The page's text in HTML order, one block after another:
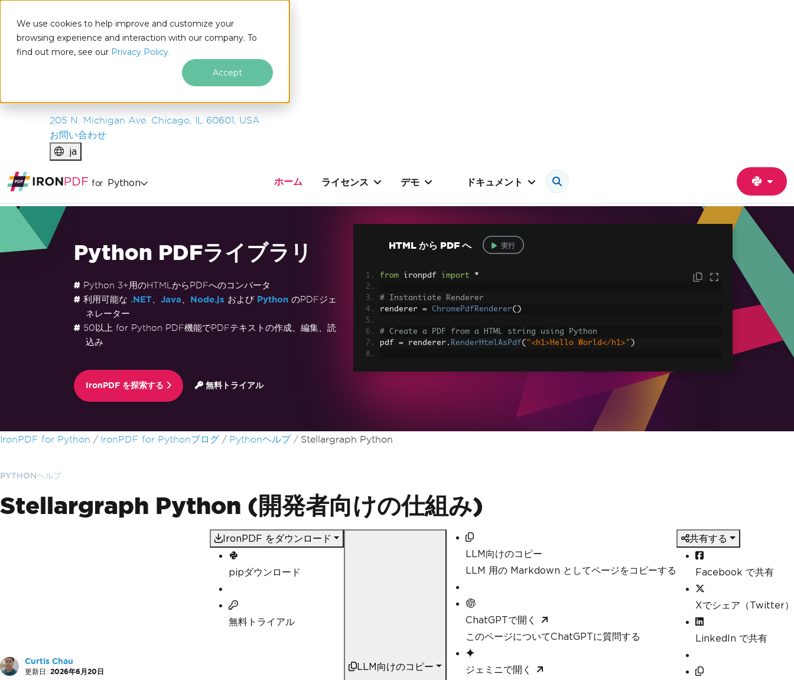
We use cookies to help improve and customize your
browsing experience and interaction with our company. To
find out more, see our Privacy Policy.
Accept
IRONSOFTWARE
製品
エンタープライズ
205 N. Michigan Ave. Chicago, IL 60601, USA
お問い合わせ
ja
for Python ホーム ライセンス デモ ドキュメント
Python PDFライブラリ
Python 3+用のHTMLからPDFへのコンバータ
利用可能な .NET、 Java Node.js および PythonのPDFジェ
ネレーター
50以上 for Python PDF機能でPDFテキストの作成、編集、読
込み
IronPDF を探索する 無料トライアル
HTML から PDF へ 実行
from ironpdf import *
# Instantiate Renderer
renderer = ChromePdfRenderer()
# Create a PDF from a HTML string using Python
pdf = renderer . RenderHtmlAsPdf( "<h1>Hello World</h1>" )
# Advanced Example with HTML Assets
# Load external html assets: Images, CSS and JavaScript.
# An optional BasePath 'C:\site\assets\' is set as the file location to
load assets from
myAdvancedPdf
フッターコンテンツにスキップ
IronPDF for Python IronPDF for Pythonブログ Pythonヘルプ Stellargraph Python
PYTHONヘルプ
Stellargraph Python (開発者向けの仕組み)
Curtis Chau
更新日: 2026年6月20日
IronPDF をダウンロード
pipダウンロード
無料トライアル
LLM向けのコピー
LLM向けのコピー
LLM 用の Markdown としてページをコピーする
ChatGPTで開く
このページについてChatGPTに質問する
ジェミニで開く
共有する
Facebook で共有
Xでシェア（Twitter）
LinkedIn で共有